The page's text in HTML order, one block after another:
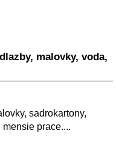
malovky, voda,
sadrokartony,
prace....